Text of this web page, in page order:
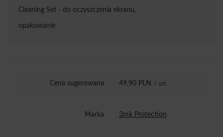
Cleaning Set - do oczyszczenia ekranu,
opakowanie.
Cena sugerowana 49,90 PLN / szt.
Marka 3mk Protection